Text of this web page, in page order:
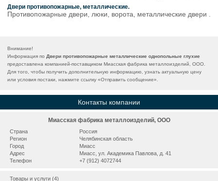
Двери противопожарные, металлические.
Противопожарные двери, люки, ворота, металлические двери .
Внимание!
Информация по Двери противопожарные металлические однопольные глухие
предоставлена компанией-поставщиком Миасская фабрика металлоизделий, ООО.
Для того, чтобы получить дополнительную информацию, узнать актуальную цену
или условия постаки, нажмите ссылку «Отправить сообщение».
Контакты компании
Миасская фабрика металлоизделий, ООО
Страна
Россия
Регион
Челябинская область
Город
Миасс
Адрес
Миасс, ул. Академика Павлова, д. 41
Телефон
+7 (912) 4072744
Товары и услуги (4)